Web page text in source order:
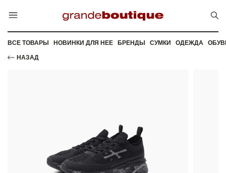
ВСЕ ТОВАРЫ НОВИНКИ ДЛЯ НЕЕ БРЕНДЫ СУМКИ ОДЕЖДА
НАЗАД